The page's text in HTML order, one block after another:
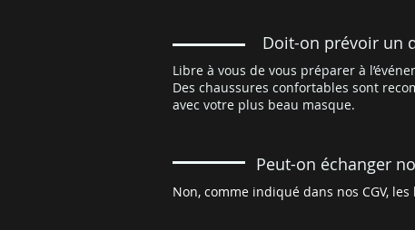
Doit-on prévoir un
Libre à vous de vous préparer à
Des chaussures confortables sont
avec votre plus beau masque.
Peut-on échanger
Non, comme indiqué dans nos CGV,